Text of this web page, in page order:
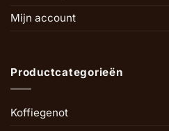
Mijn account
Productcategorieën
Koffiegenot